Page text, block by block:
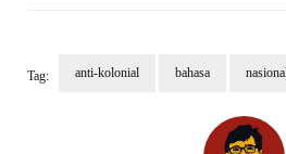
Tag: anti-kolonial bahasa